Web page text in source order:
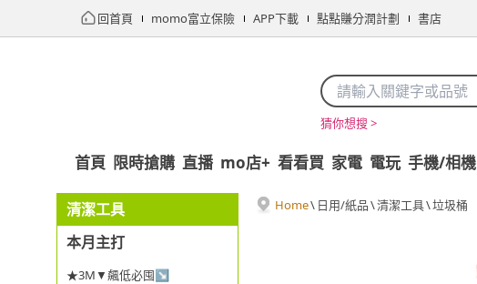
回首頁 momo富立保險 APP下載 點點賺分潤計劃 書店
猜你想搜 >
首頁 限時搶購 直播 mo店+ 看看買 家電 電玩 手機/相機
清潔工具
本月主打
★3M▼飆低必囤↘
Home\ 日用/紙品\清潔工具\垃圾桶